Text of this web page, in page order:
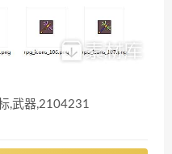
,武器,2104231